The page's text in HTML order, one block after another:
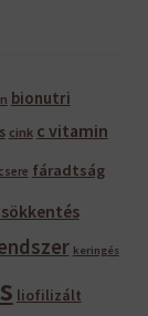
bionutri
cink c vitamin
fáradtság
keringés
liofilizált